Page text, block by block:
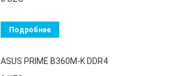
Подробнее
ASUS PRIME B360M-K DDR4